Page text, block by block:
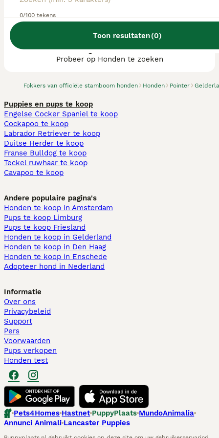
0/100 tekens
Toon resultaten(0)
Fokkers van officiële stamboom honden Honden Pointer
We hebben 0 Pointer fokkers, Eibergen
gevonden.
Probeer op Honden te zoeken
Puppies en pups te koop
Engelse Cocker Spaniel te koop
Cockapoo te koop
Labrador Retriever te koop
Duitse Herder te koop
Franse Bulldog te koop
Teckel ruwhaar te koop
Cavapoo te koop
Andere populaire pagina's
Honden te koop in Amsterdam
Pups te koop Limburg​
Pups te koop Friesland​
Honden te koop in Gelderland
Honden te koop in Den Haag
Honden te koop in Enschede
Adopteer hond in Nederland
Informatie
Over ons
Privacybeleid
Support
Pers
Voorwaarden
Pups verkopen
Honden test
Pets4Homes Hastnet PuppyPlaats MundoAnimalia
Annunci Animali Lancaster Puppies